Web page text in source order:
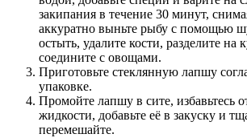
закипания в течение 30 минут,
аккуратно выньте рыбу с помощью
остыть, удалите кости, разделите на
соедините с овощами.
Приготовьте стеклянную лапшу
упаковке.
Промойте лапшу в сите, избавьтесь
жидкости, добавьте её в закуску и
перемешайте.